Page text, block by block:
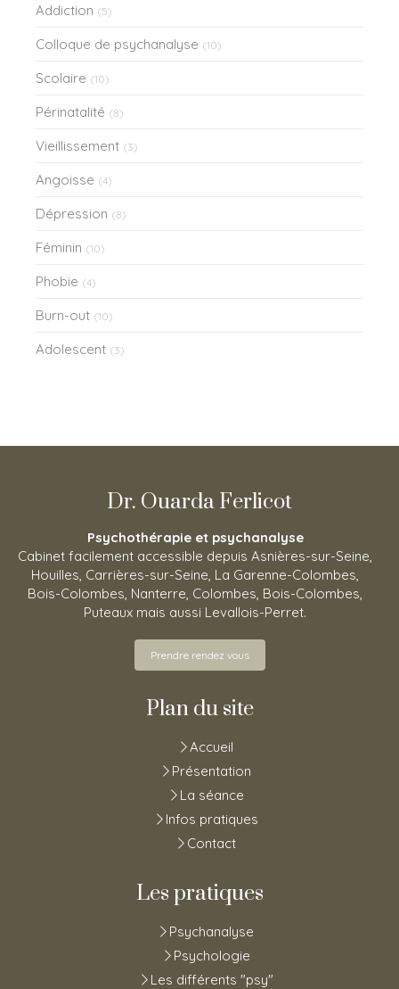
Addiction (5)
Colloque de psychanalyse (10)
Scolaire (10)
Périnatalité (8)
Vieillissement (3)
Angoisse (4)
Dépression (8)
Féminin (10)
Phobie (4)
Burn-out (10)
Adolescent (3)
Dr. Ouarda Ferlicot
Psychothérapie et psychanalyse
Cabinet facilement accessible depuis Asnières-sur-Seine,
Houilles, Carrières-sur-Seine, La Garenne-Colombes,
Bois-Colombes, Nanterre, Colombes, Bois-Colombes,
Puteaux mais aussi Levallois-Perret.
Prendre rendez vous
Plan du site
Accueil
Présentation
La séance
Infos pratiques
Contact
Les pratiques
Psychanalyse
Psychologie
Les différents "psy"